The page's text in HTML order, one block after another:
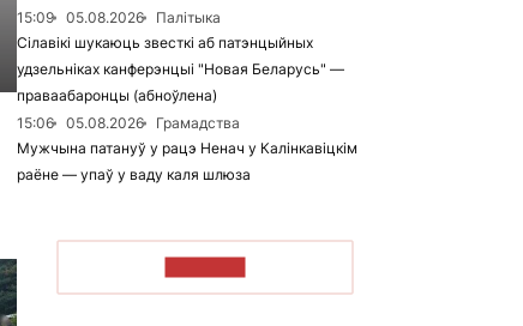
15:09
05.08.2026
Палітыка
Сілавікі шукаюць звесткі аб патэнцыйных
удзельніках канферэнцыі "Новая Беларусь" —
праваабаронцы (абноўлена)
15:06
05.08.2026
Грамадства
Мужчына патануў у рацэ Ненач у Калінкавіцкім
раёне — упаў у ваду каля шлюза